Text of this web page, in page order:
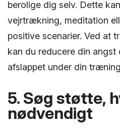
berolige dig selv. Dette
vejrtrækning, meditation
positive scenarier. Ved at
kan du reducere din angst
afslappet under din
5. Søg støtte,
nødvendigt